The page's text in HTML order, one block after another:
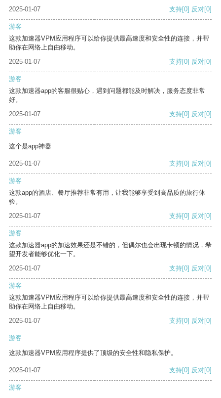
2025-01-07 支持[0] 反对[0]
游客
这款加速器VPM应用程序可以给你提供最高速度和安全性的连接，并帮
助你在网络上自由移动。
2025-01-07
支持[0] 反对[0]
游客
这款加速器app的客服很贴心，遇到问题都能及时解决，服务态度非常
好。
2025-01-07
支持[0] 反对[0]
游客
这个是app神器
2025-01-07 支持[0] 反对[0]
游客
这款app的酒店、餐厅推荐非常有用，让我能够享受到高品质的旅行体
验。
2025-01-07
支持[0] 反对[0]
游客
这款加速器app的加速效果还是不错的，但偶尔也会出现卡顿的情况，希
望开发者能够优化一下。
2025-01-07
支持[0] 反对[0]
游客
这款加速器VPM应用程序可以给你提供最高速度和安全性的连接，并帮
助你在网络上自由移动。
2025-01-07
支持[0] 反对[0]
游客
这款加速器VPM应用程序提供了顶级的安全性和隐私保护。
2025-01-07 支持[0] 反对[0]
游客